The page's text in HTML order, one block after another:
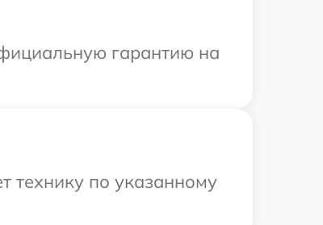
гарантию на
технику по указанному